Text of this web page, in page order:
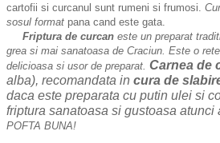
cartofii si curcanul sunt rumeni si frumosi.
sosul format pana cand este gata.
Friptura de curcan este un preparat
grea si mai sanatoasa de Craciun. Este o
delicioasa si usor de preparat. Carnea de
alba), recomandata in cura de
daca este preparata cu putin ulei si
friptura sanatoasa si gustoasa atunci
POFTA BUNA!